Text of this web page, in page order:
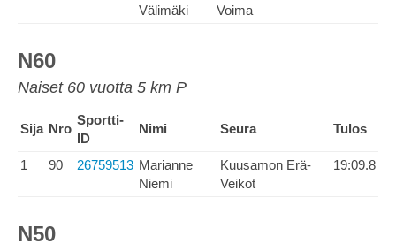
Välimäki
Voima
N60
Naiset 60 vuotta 5 km P
Sija Nro
Sportti-
ID
Nimi Seura Tulos
1 90 26759513 Marianne
Niemi
Kuusamon Erä-
Veikot
19:09.8
N50